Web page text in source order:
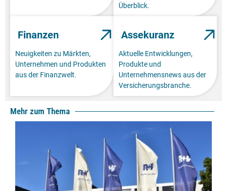
Überblick.
Finanzen
Neuigkeiten zu Märkten,
Unternehmen und Produkten
aus der Finanzwelt.
Assekuranz
Aktuelle Entwicklungen,
Produkte und
Unternehmensnews aus der
Versicherungsbranche.
Mehr zum Thema